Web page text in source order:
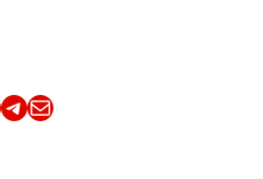
Share this article on TelegramEmail this Article